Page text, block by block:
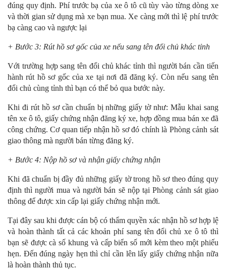
đúng quy định. Phí trước bạ của xe ô tô cũ tùy vào từng dòng xe
và thời gian sử dụng mà xe bạn mua. Xe càng mới thì lệ phí trước
bạ càng cao và ngược lại
+ Bước 3: Rút hồ sơ gốc của xe nếu sang tên đổi chủ khác tỉnh
Với trường hợp sang tên đổi chủ khác tỉnh thì người bán cần tiến
hành rút hồ sơ gốc của xe tại nơi đã đăng ký. Còn nếu sang tên
đổi chủ cùng tỉnh thì bạn có thể bỏ qua bước này.
Khi đi rút hồ sơ cần chuẩn bị những giấy tờ như: Mẫu khai sang
tên xe ô tô, giấy chứng nhận đăng ký xe, hợp đồng mua bán xe đã
công chứng. Cơ quan tiếp nhận hồ sơ đó chính là Phòng cảnh sát
giao thông mà người bán từng đăng ký.
+ Bước 4: Nộp hồ sơ và nhận giấy chứng nhận
Khi đã chuẩn bị đầy đủ những giấy tờ trong hồ sơ theo đúng quy
định thì người mua và người bán sẽ nộp tại Phòng cảnh sát giao
thông để được xin cấp lại giấy chứng nhận mới.
Tại đây sau khi được cán bộ có thẩm quyền xác nhận hồ sơ hợp lệ
và hoàn thành tất cả các khoản phí sang tên đổi chủ xe ô tô thì
bạn sẽ được cà số khung và cấp biển số mới kèm theo một phiếu
hẹn. Đến đúng ngày hẹn thì chỉ cần lên lấy giấy chứng nhận nữa
là hoàn thành thủ tục.